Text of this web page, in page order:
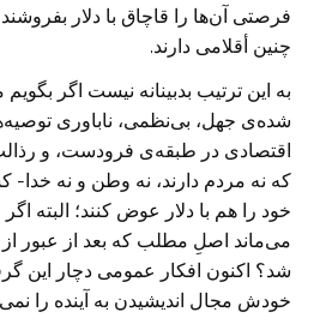
فرصتی آن‌ها را قاچاق با دلار
چنین أقلامی دارند.
به این ترتیب بدبینانه نیست اگر
شده‌ی جهل، بی‌نظمی، ناباوری
اقتصادی در طبقه‌ی فرودست‌، و
که نه مردم دارند، نه وطن و نه خدا-
خود را هم با دلار عوض کنند؛ البته اگر
می‌ماند اصلِ مطلب که بعد از عبور
شد؟ اکنون افکار عمومی دچار این
خودش مجال اندیشیدن به آینده را